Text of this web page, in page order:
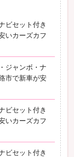
ビセット付き
いカーズカフ
ジャンボ・ナ
市で新車が安
ビセット付き
いカーズカフ
ビセット付き